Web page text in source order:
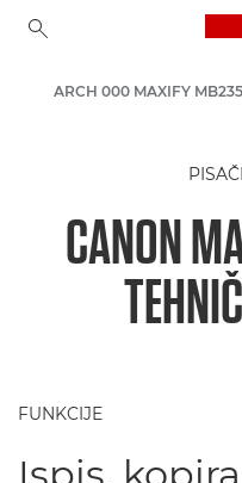
Pisači tvrtke Canon
Poslovni tintni pisači -
ARCH 000 MAXIFY
CANON
FUNKCIJE